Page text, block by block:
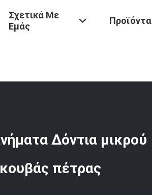
Σχετικά Με
Εμάς
Προϊόντα
Κάδου
Δόντια μικρού
πέτρας